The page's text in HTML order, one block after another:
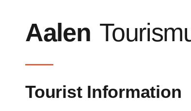
Aalen
Tourist Information